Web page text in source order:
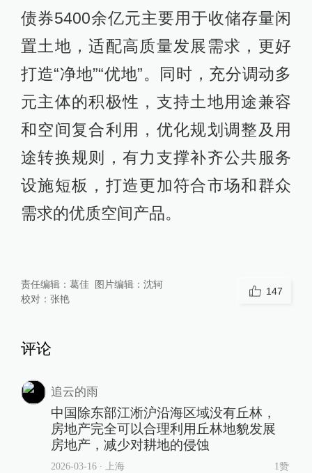
债券5400余亿元主要用于收储存量闲
置土地，适配高质量发展需求，更好
打造“净地”“优地”。同时，充分调动多
元主体的积极性，支持土地用途兼容
和空间复合利用，优化规划调整及用
途转换规则，有力支撑补齐公共服务
设施短板，打造更加符合市场和群众
需求的优质空间产品。
责任编辑： 葛佳 图片编辑： 沈轲
校对： 张艳
147
评论
追云的雨
中国除东部江淅沪沿海区域没有丘林，
房地产完全可以合理利用丘林地貌发展
房地产，减少对耕地的侵蚀
2026-03-16∙ 上海 1赞